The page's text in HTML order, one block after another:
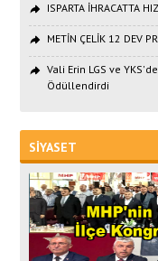
ISPARTA İHRACATTA
METİN ÇELİK 12 DEV
Vali Erin LGS ve
Ödüllendirdi
SİYASET